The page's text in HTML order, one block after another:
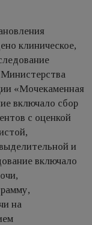
клиническое,
«Мочекаменная
включало сбор
с оценкой
и
включало
на